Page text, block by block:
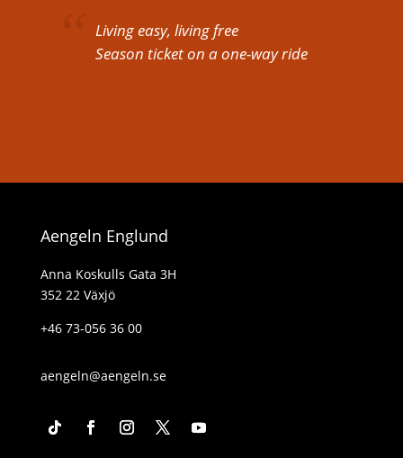
Living easy, living free
Season ticket on a one-way ride
Aengeln Englund
Anna Koskulls Gata 3H
352 22 Växjö
+46 73-056 36 00
aengeln@aengeln.se